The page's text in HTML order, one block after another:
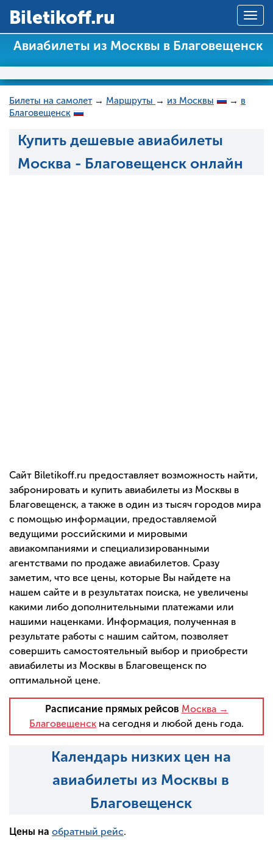
Вiletikoff.ru
Авиабилеты из Москвы в Благовещенск
Билеты на самолет → Маршруты → из Москвы → в
Благовещенск
Купить дешевые авиабилеты
Москва - Благовещенск онлайн
Сайт Biletikoff.ru предоставляет возможность найти,
забронировать и купить авиабилеты из Москвы в
Благовещенск, а также в один из тысяч городов мира
с помощью информации, предоставляемой
ведущими российскими и мировыми
авиакомпаниями и специализированными
агентствами по продаже авиабилетов. Сразу
заметим, что все цены, которые Вы найдете на
нашем сайте и в результатах поиска, не увеличены
какими либо дополнительными платежами или
нашими наценками. Информация, полученная в
результате работы с нашим сайтом, позволяет
совершить самостоятельный выбор и приобрести
авиабилеты из Москвы в Благовещенск по
оптимальной цене.
Расписание прямых рейсов Москва →
Благовещенск на сегодня и любой день года.
Календарь низких цен на
авиабилеты из Москвы в
Благовещенск
Цены на обратный рейс.